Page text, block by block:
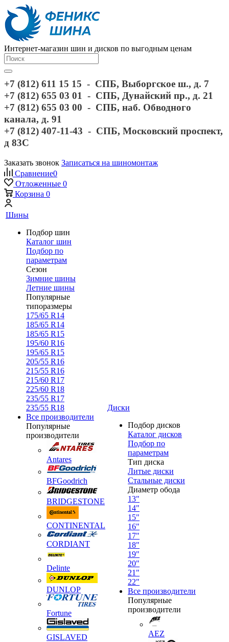
Интернет-магазин шин и дисков по выгодным ценам
+7 (812) 611 15 15 - СПБ, Выборгское ш., д. 7
+7 (812) 655 03 01 - СПБ, Дунайский пр., д. 21
+7 (812) 655 03 00 - СПБ, наб. Обводного
канала, д. 91
+7 (812) 407-11-43 - СПБ, Московский проспект,
д 83С
Заказать звонок Записаться на шиномонтаж
Сравнение0
Отложенные 0
Корзина 0
Шины
Подбор шин
Каталог шин
Подбор по
параметрам
Сезон
Зимние шины
Летние шины
Популярные
типоразмеры
175/65 R14
185/65 R14
185/65 R15
195/60 R16
195/65 R15
205/55 R16
215/55 R16
215/60 R17
225/60 R18
235/55 R17
235/55 R18
Все производители
Популярные
производители
Antares
BFGoodrich
BRIDGESTONE
CONTINENTAL
CORDIANT
Delinte
DUNLOP
Fortune
GISLAVED
Диски
Подбор дисков
Каталог дисков
Подбор по
параметрам
Тип диска
Литые диски
Стальные диски
Диаметр обода
13"
14"
15"
16"
17"
18"
19"
20"
21"
22"
Все производители
Популярные
производители
AEZ